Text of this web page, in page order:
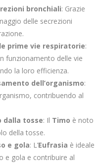
bronchiali: Grazie
delle secrezioni
prime vie respiratorie:
funzionamento delle vie
la loro efficienza.
dell’organismo:
contribuendo al
dalla tosse: Il Timo è noto
della tosse.
e gola: L’Eufrasia è ideale
e gola e contribuire al